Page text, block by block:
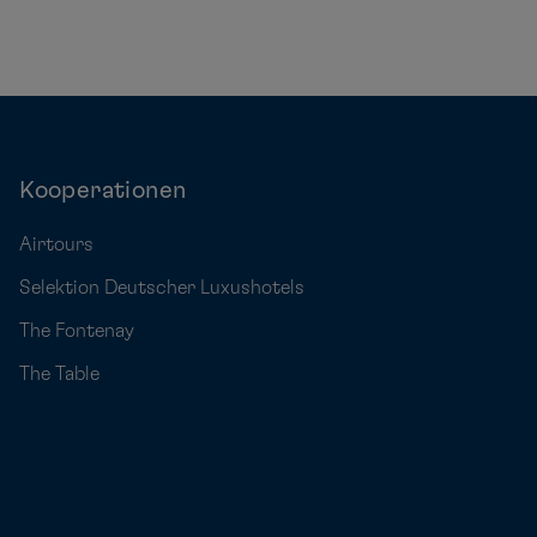
Kooperationen
Airtours
Selektion Deutscher Luxushotels
The Fontenay
The Table